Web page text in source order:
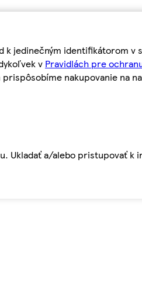
jedinečným identifikátorom
v Pravidlách pre
nakupovanie na
a/alebo pristupovať k